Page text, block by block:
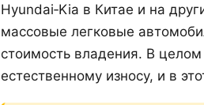
Hyundai‑Kia в Китае и на
массовые легковые
стоимость владения. В
естественному износу, и в